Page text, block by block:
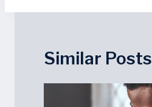
Similar Posts